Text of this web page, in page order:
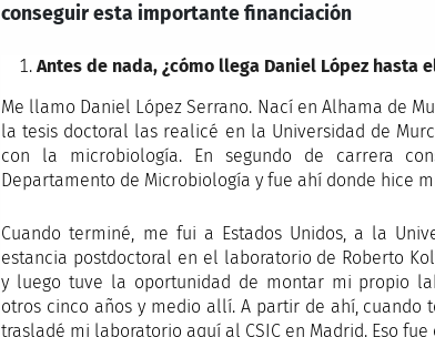
conseguir esta importante financiación
Antes de nada, ¿cómo llega Daniel López hasta el
Me llamo Daniel López Serrano. Nací en Alhama de
la tesis doctoral las realicé en la Universidad de
con la microbiología. En segundo de carrera
Departamento de Microbiología y fue ahí donde hice
Cuando terminé, me fui a Estados Unidos, a la
estancia postdoctoral en el laboratorio de Roberto
y luego tuve la oportunidad de montar mi propio
otros cinco años y medio allí. A partir de ahí, cuando
trasladé mi laboratorio aquí al CSIC en Madrid. Eso fue